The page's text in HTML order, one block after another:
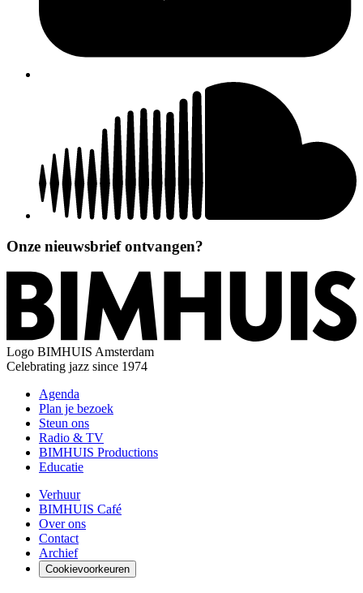
Onze nieuwsbrief ontvangen?
Logo BIMHUIS Amsterdam
Celebrating jazz since 1974
Agenda
Plan je bezoek
Steun ons
Radio & TV
BIMHUIS Productions
Educatie
Verhuur
BIMHUIS Café
Over ons
Contact
Archief
Cookievoorkeuren